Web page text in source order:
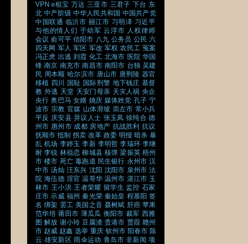
VPN e租宝 万达 三亚市 三君子 下台 东
北 中产阶级 中华人民共和国 中国共产党
中国联通 临沂市 丽江市 习明泽 习近平
与他的情人们 于幼军 云浮市 人权律师
会议 俞可平 信阳市 八九 公务员 公民 六
四天网 军人 军区 军改 军权 农民工 冤案
冯正虎 出逃 刘霞 化工 北海市 医院 华国
锋 南京 南充市 南昌市 南阳市 台独 吴建
民 周本顺 哈尔滨市 唐山市 唐荆陵 器官
移植 四川 国耻 国际刑警 地下钱庄 基督
教 外逃 天堂 天安门母亲 天灾人祸 央企
央行 奥巴马 女婿 姚庆 媒体姓党 孔子 宁
波市 宗教 官媒 山体滑坡 崇左市 常小兵
平反 庆安县 异议人士 张玉凤 徐纯合 德
州市 惠州市 成都 房地产 抗战胜利 抗议
抚顺市 抵制 拐卖 改革 政委 明报 暗杀 暴
乱 机场 李婷玉 李新 李明哲 李瑞环 李继
耐 李锐 林祖恋 柳城县 核弹 梁振英 梧州
市 楼市 死亡 毒跑道 民生银行 永州市 汉
中市 汤灿 汪东兴 沈阳 沈阳市 泉州市 法
院 海伍德 淫官 温哥华 温州市 湛江市 玉
林市 王小洪 王者荣耀 留学生 监控 石家
庄市 示威 福州 秦光荣 秦始皇 程慕阳 签
名 绑架 罢工 美国之音 聂树斌 肝癌 苹果
范华培 莆田市 薄瓜瓜 衡阳市 裁军 西雅
图 解放 谢小玲 豆腐渣 贵港市 贾葭 赣州
市 赵威 赵鑫 选举 重庆 钦州市 阳春市 陈
云 雄安新区 雨伞运动 青岛市 非新闻 项